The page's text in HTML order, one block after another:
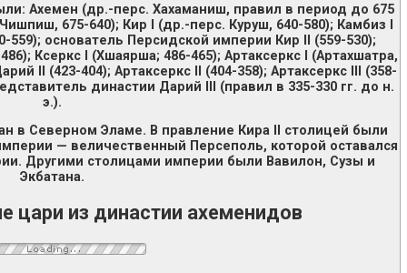
Ахемен (др.-перс. Хахаманиш, правил в период до 675
675-640); Кир I (др.-перс. Куруш, 640-580); Камбиз I
основатель Персидской империи Кир II (559-530);
Ксеркс I (Хшаярша; 486-465); Артаксеркс I (Артахшатра,
II (423-404); Артаксеркс II (404-358); Артаксеркс III (358-
династии Дарий III (правил в 335-330 гг. до н.
э.).
в Северном Эламе. В правление Кира II столицей были
— величественный Персеполь, которой оставался
Другими столицами империи были Вавилон, Сузы и
Экбатана.
цари из династии ахеменидов